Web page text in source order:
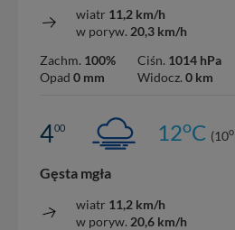
wiatr 11,2 km/h
w poryw. 20,3 km/h
Zachm. 100%
Opad 0 mm
Ciśn. 1014 hPa
Widocz. 0 km
400 12oC (10o
Gęsta mgła
wiatr 11,2 km/h
w poryw. 20,6 km/h